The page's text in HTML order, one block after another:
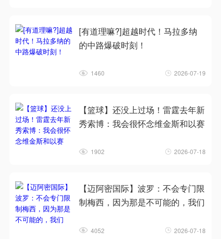
[有道理嘛?]超越时代！马拉多纳
的中路爆破时刻！
1460 2026-07-19
【篮球】还没上过场！雷霆去年新
秀索博：我会很怀念维金斯和以赛
1902 2026-07-18
【迈阿密国际】波罗：不会专门限
制梅西，因为那是不可能的，我们
4052 2026-07-18